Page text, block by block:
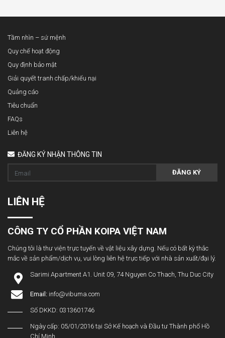
Tầm nhìn – sứ mệnh
Quy chế hoạt động
Quy định bảo mật
Giải quyết tranh chấp/khiếu nại
Quảng cáo
Tiêu chuẩn
FAQs
Liên hệ
ĐĂNG KÝ NHẬN THÔNG TIN
ĐĂNG KÝ
LIÊN HỆ
CÔNG TY CỔ PHẦN KOIPA VIỆT NAM
Chúng tôi là thư viện trực tuyến về vật liệu xây dựng. Nếu có bất kỳ thắc
mắc về sản phẩm/dịch vụ, vui lòng liên hệ trực tiếp với nhà sản xuất/đại lý.
Sarimi Apartment A1. Unit 09, 74 Nguyen Co Thach, Thu Duc City
Email: info@vibuma.com
Số DKKD: 0313601746
Ngày cấp: 05/01/2016 tại Sở Kế hoạch và Đầu tư Thành phố Hồ
Chí Minh.